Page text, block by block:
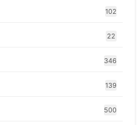
102
22
346
139
500